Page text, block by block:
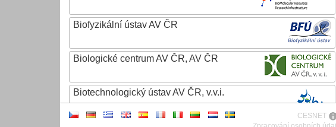
Biofyzikální ústav AV ČR
Biologické centrum AV ČR, AV ČR
Biotechnologický ústav AV ČR, v.v.i.
CESNET